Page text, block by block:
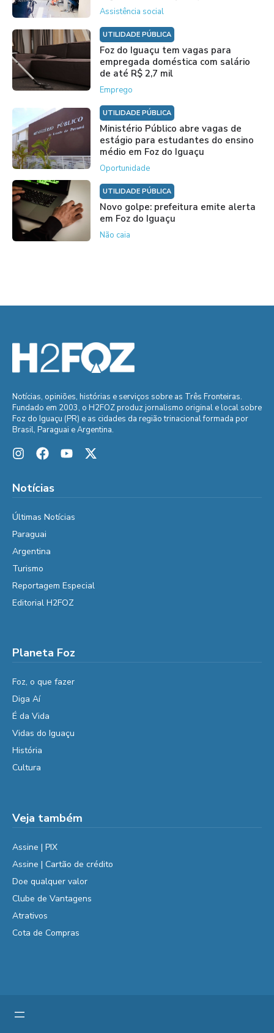
Assistência social
UTILIDADE PÚBLICA
Foz do Iguaçu tem vagas para
empregada doméstica com salário
de até R$ 2,7 mil
Emprego
UTILIDADE PÚBLICA
Ministério Público abre vagas de
estágio para estudantes do ensino
médio em Foz do Iguaçu
Oportunidade
UTILIDADE PÚBLICA
Novo golpe: prefeitura emite alerta
em Foz do Iguaçu
Não caia
Notícias, opiniões, histórias e serviços sobre as Três Fronteiras.
Fundado em 2003, o H2FOZ produz jornalismo original e local sobre
Foz do Iguaçu (PR) e as cidades da região trinacional formada por
Brasil, Paraguai e Argentina.
Notícias
Últimas Notícias
Paraguai
Argentina
Turismo
Reportagem Especial
Editorial H2FOZ
Planeta Foz
Foz, o que fazer
Diga Aí
É da Vida
Vidas do Iguaçu
História
Cultura
Veja também
Assine | PIX
Assine | Cartão de crédito
Doe qualquer valor
Clube de Vantagens
Atrativos
Cota de Compras